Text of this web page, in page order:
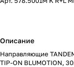
Описание
Направляющие
TIP-ON BLUMOTION,